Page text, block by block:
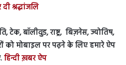
श्रद्धांजलि
टेक, बॉलीवुड, राष्ट्र, बिज़नेस, ज्योतिष,
को मोबाइल पर पढ़ने के लिए हमारे ऐप
हिन्दी ख़बर ऐप